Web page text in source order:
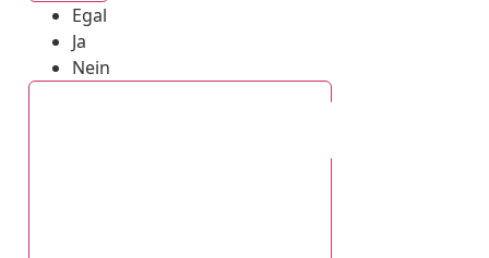
Egal
Ja
Nein